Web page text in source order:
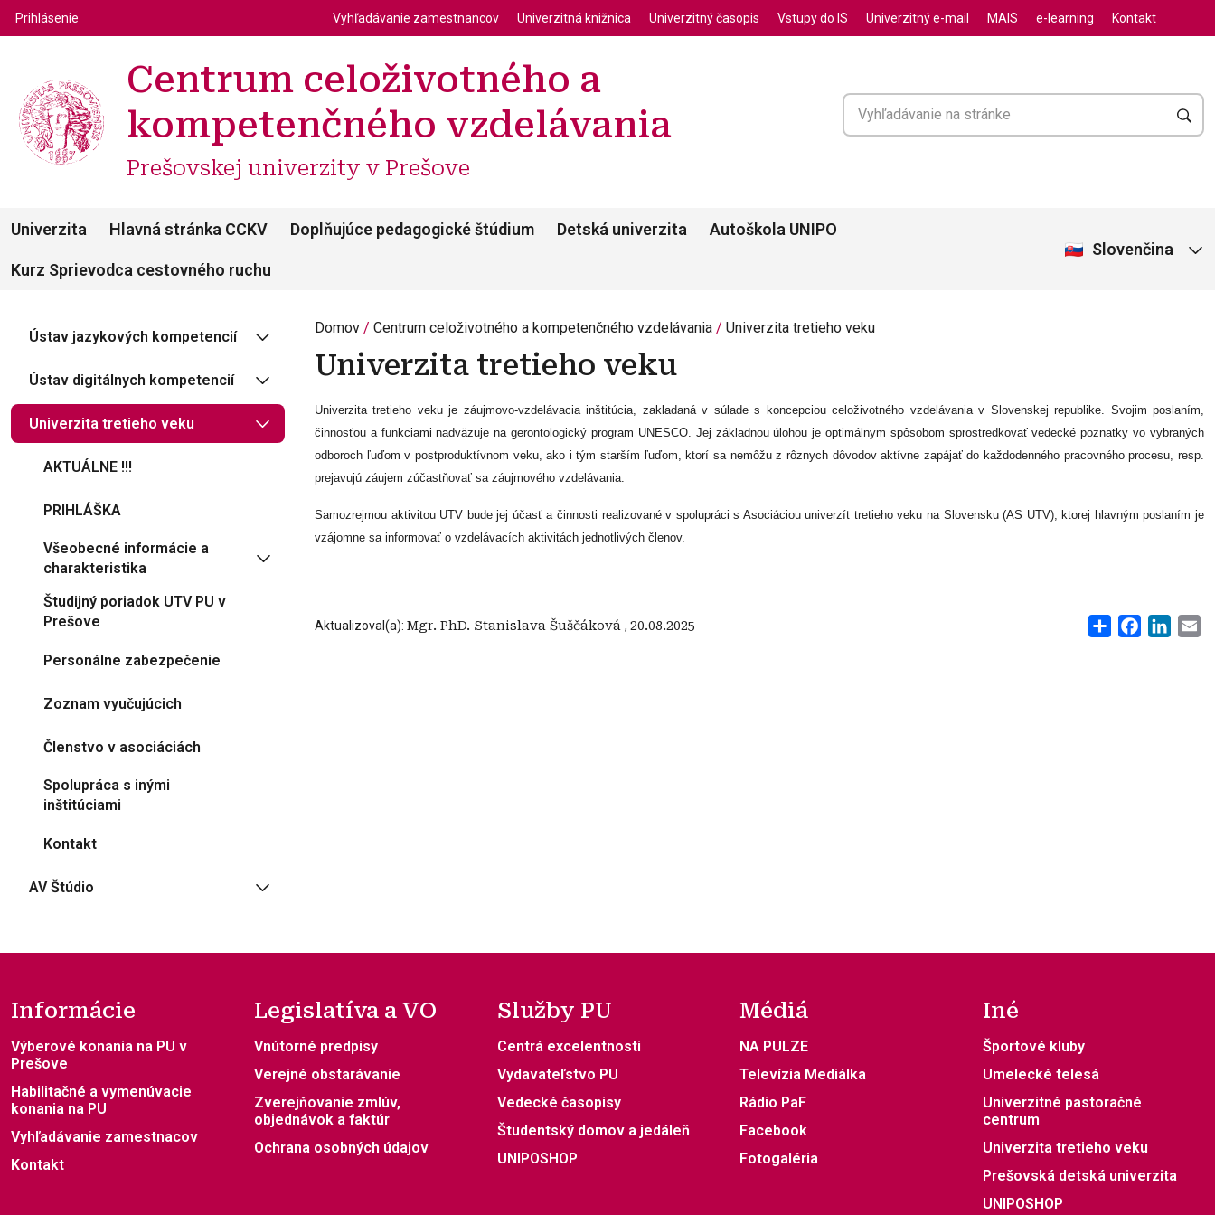
Skočiť na hlavný obsah
Používateľské menu
Prihlásenie Top menu
Vyhľadávanie zamestnancov Univerzitná knižnica Univerzitný časopis Vstupy do IS Univerzitný e-mail MAIS e-learning Kontakt
Centrum celoživotného a
kompetenčného vzdelávania
Prešovskej univerzity v Prešove
Univerzita Hlavná stránka CCKV Doplňujúce pedagogické štúdium Detská univerzita Autoškola UNIPO
Kurz Sprievodca cestovného ruchu
Slovenčina
Domov Centrum celoživotného a kompetenčného vzdelávania Univerzita tretieho veku
Univerzita tretieho veku
Univerzita tretieho veku je záujmovo-vzdelávacia inštitúcia, zakladaná v súlade s koncepciou celoživotného vzdelávania v Slovenskej republike. Svojim poslaním,
činnosťou a funkciami nadväzuje na gerontologický program UNESCO. Jej základnou úlohou je optimálnym spôsobom sprostredkovať vedecké poznatky vo vybraných
odboroch ľuďom v postproduktívnom veku, ako i tým starším ľuďom, ktorí sa nemôžu z rôznych dôvodov aktívne zapájať do každodenného pracovného procesu, resp.
prejavujú záujem zúčastňovať sa záujmového vzdelávania.
Samozrejmou aktivitou UTV bude jej účasť a činnosti realizované v spolupráci s Asociáciou univerzít tretieho veku na Slovensku (AS UTV), ktorej hlavným poslaním je
vzájomne sa informovať o vzdelávacích aktivitách jednotlivých členov.
Aktualizoval(a): Mgr. PhD. Stanislava Šuščáková , 20.08.2025 Share Facebook
Ústav jazykových kompetencií
Ústav digitálnych kompetencií
Univerzita tretieho veku
AKTUÁLNE !!!
PRIHLÁŠKA
Všeobecné informácie a
charakteristika
Študijný poriadok UTV PU v
Prešove
Personálne zabezpečenie
Zoznam vyučujúcich
Členstvo v asociáciách
Spolupráca s inými
inštitúciami
Kontakt
AV Štúdio
Informácie
Výberové konania na PU v
Prešove
Habilitačné a vymenúvacie
konania na PU
Vyhľadávanie zamestnacov
Kontakt
Legislatíva a VO
Vnútorné predpisy
Verejné obstarávanie
Zverejňovanie zmlúv,
objednávok a faktúr
Ochrana osobných údajov
Služby PU
Centrá excelentnosti
Vydavateľstvo PU
Vedecké časopisy
Študentský domov a jedáleň
UNIPOSHOP
Médiá
NA PULZE
Televízia Mediálka
Rádio PaF
Facebook
Fotogaléria
Iné
Športové kluby
Umelecké telesá
Univerzitné pastoračné
centrum
Univerzita tretieho veku
Prešovská detská univerzita
UNIPOSHOP